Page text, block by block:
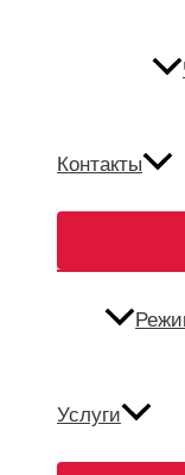
Контакты
Услуги